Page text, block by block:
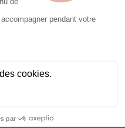
commissaires aux
Actu